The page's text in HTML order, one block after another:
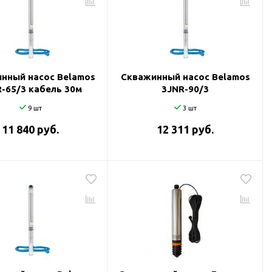
насос Belamos
65/3 кабель 30м
9 шт
11 840 руб.
Скважинный насос Belamos
3JNR-90/3
3 шт
12 311 руб.